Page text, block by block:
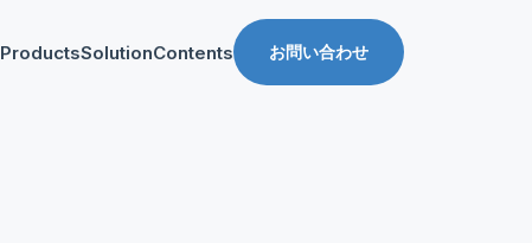
ProductsSolutionContents お問い合わせ